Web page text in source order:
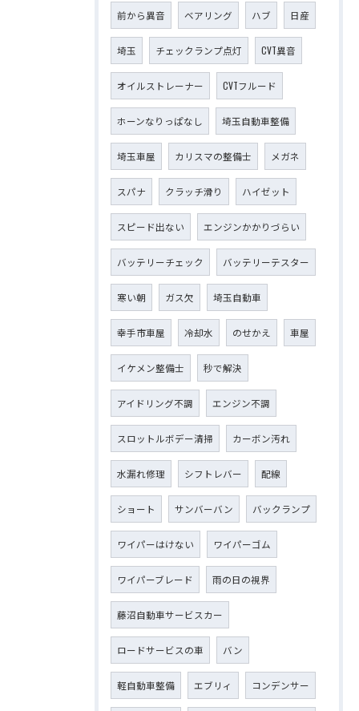
前から異音 ベアリング ハブ 日産
埼玉 チェックランプ点灯 CVT異音
オイルストレーナー CVTフルード
ホーンなりっぱなし 埼玉自動車整備
埼玉車屋 カリスマの整備士 メガネ
スパナ クラッチ滑り ハイゼット
スピード出ない エンジンかかりづらい
バッテリーチェック バッテリーテスター
寒い朝 ガス欠 埼玉自動車
幸手市車屋 冷却水 のせかえ 車屋
イケメン整備士 秒で解決
アイドリング不調 エンジン不調
スロットルボデー清掃 カーボン汚れ
水漏れ修理 シフトレバー 配線
ショート サンバーバン バックランプ
ワイパーはけない ワイパーゴム
ワイパーブレード 雨の日の視界
藤沼自動車サービスカー
ロードサービスの車 バン
軽自動車整備 エブリィ コンデンサー